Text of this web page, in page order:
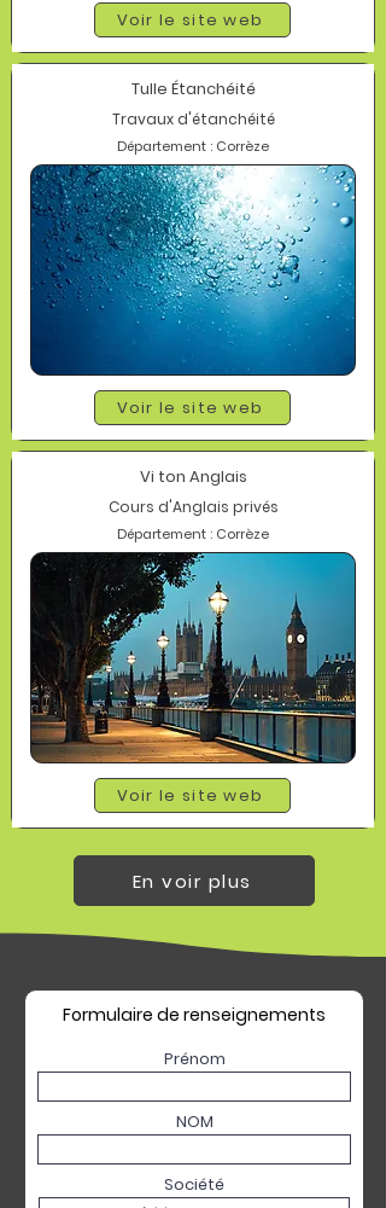
Voir le site web
Tulle Étanchéité
Travaux d'étanchéité
Département : Corrèze
Voir le site web
Vi ton Anglais
Cours d'Anglais privés
Département : Corrèze
Voir le site web
En voir plus
Formulaire de renseignements
Prénom
NOM
Société